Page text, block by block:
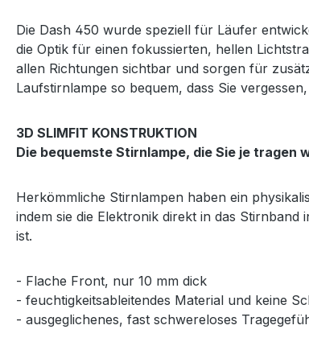
Die Dash 450 wurde speziell für Läufer
die Optik für einen fokussierten, hellen
allen Richtungen sichtbar und sorgen für
Laufstirnlampe so bequem, dass Sie
3D SLIMFIT KONSTRUKTION
Die bequemste Stirnlampe, die Sie je tragen
Herkömmliche Stirnlampen haben ein
indem sie die Elektronik direkt in das
ist.
- Flache Front, nur 10 mm dick
- feuchtigkeitsableitendes Material und keine
- ausgeglichenes, fast schwereloses